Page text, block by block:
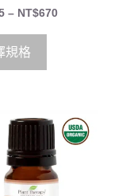
– NT$670
規格